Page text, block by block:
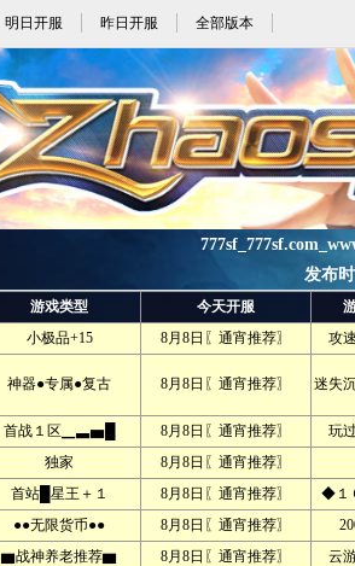
明日开服 昨日开服 全部版本
发布
游戏类型 今天开服
小极品+15 8月8日〖通宵推荐〗 攻
神器●专属●复古 8月8日〖通宵推荐〗 迷失
首战１区▁▃▅█ 8月8日〖通宵推荐〗
玩
独家
8月8日〖通宵推荐〗
首站█星王＋１ 8月8日〖通宵推荐〗
◆１
●●无限货币●● 8月8日〖通宵推荐〗
▆战神养老推荐▆ 8月8日〖通宵推荐〗
云